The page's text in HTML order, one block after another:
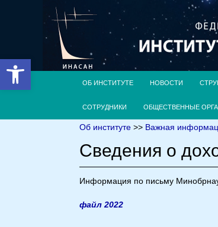
Открыть панель инструментов
ОБ ИНСТИТУТЕ НОВОСТИ
СОТРУДНИКИ ОБЩЕСТВЕННЫЕ
Об институте >> Важная
Сведения о
Информация по письму
файл 2022